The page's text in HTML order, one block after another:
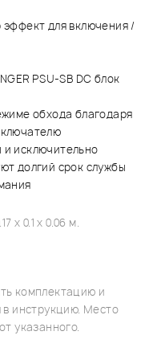
для включения /
PSU-SB DC блок
обхода благодаря
исключительно
долгий срок службы
x 0.1 x 0.06 м.
комплектацию и
в инструкцию. Место
указанного.